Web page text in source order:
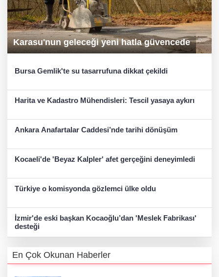
Karasu'nun geleceği yeni hatla güvencede
Bursa Gemlik'te su tasarrufuna dikkat çekildi
Harita ve Kadastro Mühendisleri: Tescil yasaya aykırı
Ankara Anafartalar Caddesi’nde tarihi dönüşüm
Kocaeli'de 'Beyaz Kalpler' afet gerçeğini deneyimledi
Türkiye o komisyonda gözlemci ülke oldu
İzmir'de eski başkan Kocaoğlu’dan 'Meslek Fabrikası'
desteği
En Çok Okunan Haberler